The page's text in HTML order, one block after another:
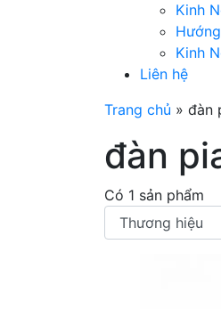
Kinh
Kinh
Liên hệ
Trang chủ » đàn
đàn
Có 1 sản phẩm